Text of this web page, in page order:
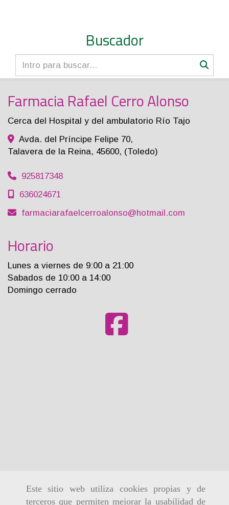
Este sitio web utiliza cookies propias y de
terceros que permiten mejorar la usabilidad de
Buscador
Farmacia Rafael Cerro Alonso
Cerca del Hospital y del ambulatorio Río Tajo
Avda. del Príncipe Felipe 70,
Talavera de la Reina, 45600, (Toledo)
925817348
636024671
farmaciarafaelcerroalonso
hotmail.com
Horario
Lunes a viernes de 9:00 a 21:00
Sabados de 10:00 a 14:00
Domingo cerrado